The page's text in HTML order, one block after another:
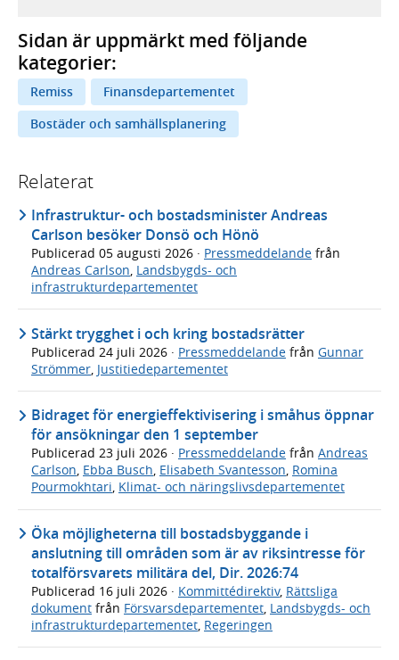
Sidan är uppmärkt med följande
kategorier:
Remiss
Finansdepartementet
Bostäder och samhällsplanering
Relaterat
Infrastruktur- och bostadsminister Andreas
Carlson besöker Donsö och Hönö
Publicerad 05 augusti 2026 · Pressmeddelande från
Andreas Carlson, Landsbygds- och
infrastrukturdepartementet
Stärkt trygghet i och kring bostadsrätter
Publicerad 24 juli 2026 · Pressmeddelande från Gunnar
Strömmer Justitiedepartementet
Bidraget för energieffektivisering i småhus öppnar
för ansökningar den 1 september
Publicerad 23 juli 2026 · Pressmeddelande från Andreas
Carlson, Ebba Busch, Elisabeth Svantesson, Romina
Pourmokhtari, Klimat- och näringslivsdepartementet
Öka möjligheterna till bostadsbyggande i
anslutning till områden som är av riksintresse för
totalförsvarets militära del, Dir. 2026:74
Publicerad 16 juli 2026 · Kommittédirektiv, Rättsliga
dokument från Försvarsdepartementet, Landsbygds- och
infrastrukturdepartementet, Regeringen